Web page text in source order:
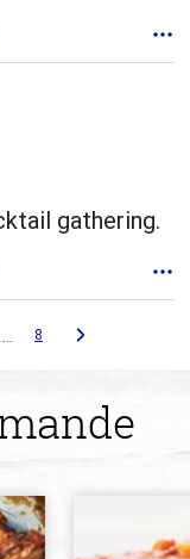
gathering.
… 8